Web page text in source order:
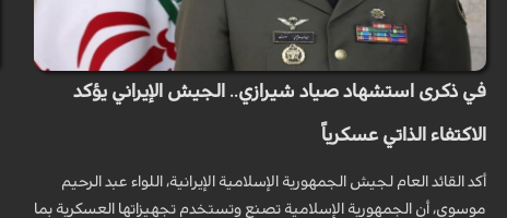
في ذكرى استشهاد صياد شيرازي.. الجيش الإيراني يؤكد
الاكتفاء الذاتي عسكرياً
أكد القائد العام لجيش الجمهورية الإسلامية الإيرانية، اللواء عبد الرحيم
موسوي، أن الجمهورية الإسلامية تصنع وتستخدم تجهيزاتها العسكرية بما